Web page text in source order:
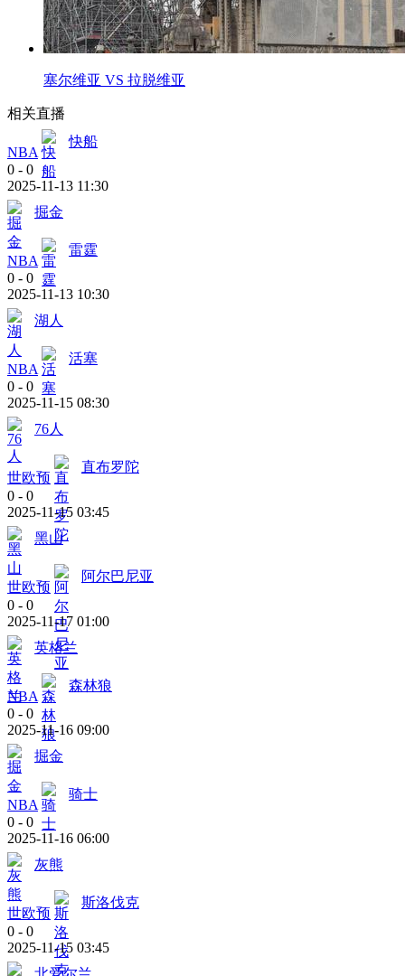
塞尔维亚 VS 拉脱维亚
相关直播
NBA
快船
0 - 0
2025-11-13 11:30
掘金
NBA
雷霆
0 - 0
2025-11-13 10:30
湖人
NBA
活塞
0 - 0
2025-11-15 08:30
76人
世欧预
直布罗陀
0 - 0
2025-11-15 03:45
黑山
世欧预
阿尔巴尼亚
0 - 0
2025-11-17 01:00
英格兰
NBA
森林狼
0 - 0
2025-11-16 09:00
掘金
NBA
骑士
0 - 0
2025-11-16 06:00
灰熊
世欧预
斯洛伐克
0 - 0
2025-11-15 03:45